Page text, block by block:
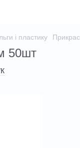
і пластику
50шт